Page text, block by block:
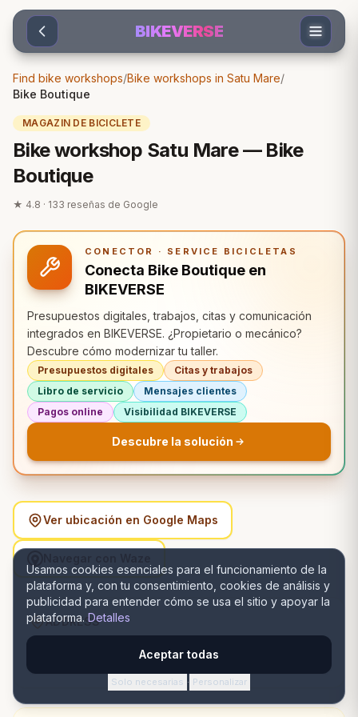
Sari la conținut
Usamos cookies esenciales para el funcionamiento de la
plataforma y, con tu consentimiento, cookies de análisis y
publicidad para entender cómo se usa el sitio y apoyar la
plataforma. Detalles
Aceptar todas
Solo necesarias · Personalizar
BIKEVERSE
Find bike workshops/Bike workshops in Satu Mare/
Bike Boutique
MAGAZIN DE BICICLETE
Bike workshop Satu Mare — Bike
Boutique
★ 4.8 · 133 reseñas de Google
CONECTOR · SERVICE BICICLETAS
Conecta Bike Boutique en
BIKEVERSE
Presupuestos digitales, trabajos, citas y comunicación
integrados en BIKEVERSE. ¿Propietario o mecánico?
Descubre cómo modernizar tu taller.
Presupuestos digitales
Citas y trabajos
Libro de servicio
Mensajes clientes
Pagos online
Visibilidad BIKEVERSE
Descubre la solución
Ver ubicación en Google Maps
ADDRESS
22/A, 23, 1st Rd, Ajoy Nagar, Santoshpur, Kolkata, West
Bengal 700099, India, Satu Mare, Satu Mare